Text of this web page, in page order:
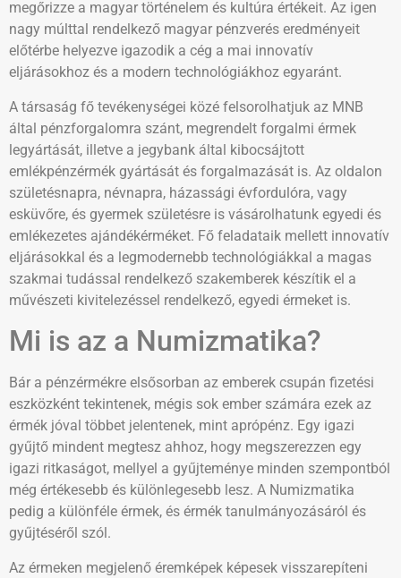
megőrizze a magyar történelem és kultúra értékeit. Az igen
nagy múlttal rendelkező magyar pénzverés eredményeit
előtérbe helyezve igazodik a cég a mai innovatív
eljárásokhoz és a modern technológiákhoz egyaránt.
A társaság fő tevékenységei közé felsorolhatjuk az MNB
által pénzforgalomra szánt, megrendelt forgalmi érmek
legyártását, illetve a jegybank által kibocsájtott
emlékpénzérmék gyártását és forgalmazását is. Az oldalon
születésnapra, névnapra, házassági évfordulóra, vagy
esküvőre, és gyermek születésre is vásárolhatunk egyedi és
emlékezetes ajándékérméket. Fő feladataik mellett innovatív
eljárásokkal és a legmodernebb technológiákkal a magas
szakmai tudással rendelkező szakemberek készítik el a
művészeti kivitelezéssel rendelkező, egyedi érmeket is.
Mi is az a Numizmatika?
Bár a pénzérmékre elsősorban az emberek csupán fizetési
eszközként tekintenek, mégis sok ember számára ezek az
érmék jóval többet jelentenek, mint aprópénz. Egy igazi
gyűjtő mindent megtesz ahhoz, hogy megszerezzen egy
igazi ritkaságot, mellyel a gyűjteménye minden szempontból
még értékesebb és különlegesebb lesz. A Numizmatika
pedig a különféle érmek, és érmék tanulmányozásáról és
gyűjtéséről szól.
Az érmeken megjelenő éremképek képesek visszarepíteni